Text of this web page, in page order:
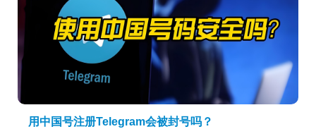
用中国号注册Telegram会被封号吗？